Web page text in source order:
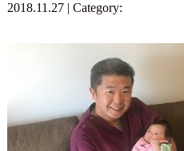
2018.11.27 | Category: